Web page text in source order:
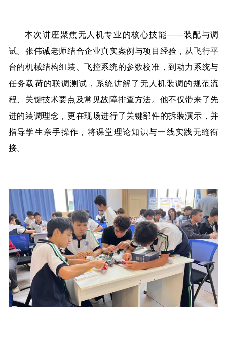
本次讲座聚焦无人机专业的核心技能——装配与调
试。张伟诚老师结合企业真实案例与项目经验，从飞行平
台的机械结构组装、飞控系统的参数校准，到动力系统与
任务载荷的联调测试，系统讲解了无人机装调的规范流
程、关键技术要点及常见故障排查方法。他不仅带来了先
进的装调理念，更在现场进行了关键部件的拆装演示，并
指导学生亲手操作，将课堂理论知识与一线实践无缝衔
接。